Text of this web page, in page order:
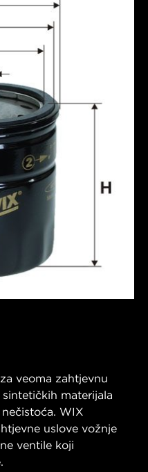
veoma zahtjevnu
materijala
WIX
uslove vožnje
ventile koji